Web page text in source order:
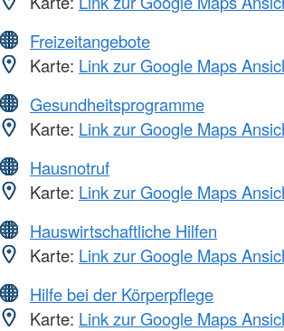
Freizeitangebote
Karte: Link zur Google Maps
Gesundheitsprogramme
Karte: Link zur Google Maps
Hausnotruf
Karte: Link zur Google Maps
Hauswirtschaftliche Hilfen
Karte: Link zur Google Maps
Hilfe bei der Körperpflege
Karte: Link zur Google Maps